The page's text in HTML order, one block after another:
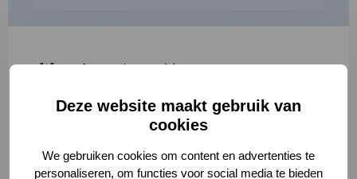
Deze website maakt gebruik van
cookies
We gebruiken cookies om content en advertenties te
personaliseren, om functies voor social media te bieden
"*" geeft vereiste velden aan
2